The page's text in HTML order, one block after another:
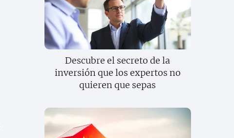
Descubre el secreto de la
inversión que los expertos no
quieren que sepas